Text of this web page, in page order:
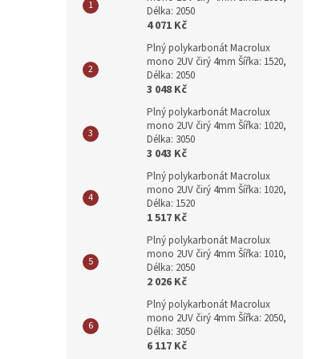
Délka: 2050
4 071 Kč
Plný polykarbonát Macrolux
mono 2UV čirý 4mm Šířka: 1520,
Délka: 2050
3 048 Kč
Plný polykarbonát Macrolux
mono 2UV čirý 4mm Šířka: 1020,
Délka: 3050
3 043 Kč
Plný polykarbonát Macrolux
mono 2UV čirý 4mm Šířka: 1020,
Délka: 1520
1 517 Kč
Plný polykarbonát Macrolux
mono 2UV čirý 4mm Šířka: 1010,
Délka: 2050
2 026 Kč
Plný polykarbonát Macrolux
mono 2UV čirý 4mm Šířka: 2050,
Délka: 3050
6 117 Kč